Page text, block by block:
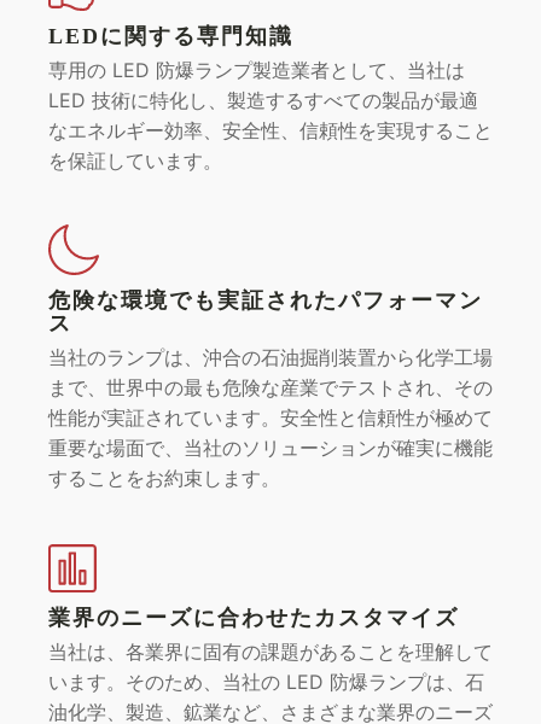
LEDに関する専門知識
専用の LED 防爆ランプ製造業者として、当社は
LED 技術に特化し、製造するすべての製品が最適
なエネルギー効率、安全性、信頼性を実現すること
を保証しています。
危険な環境でも実証されたパフォーマン
ス
当社のランプは、沖合の石油掘削装置から化学工場
まで、世界中の最も危険な産業でテストされ、その
性能が実証されています。安全性と信頼性が極めて
重要な場面で、当社のソリューションが確実に機能
することをお約束します。
業界のニーズに合わせたカスタマイズ
当社は、各業界に固有の課題があることを理解して
います。そのため、当社の LED 防爆ランプは、石
油化学、製造、鉱業など、さまざまな業界のニーズ